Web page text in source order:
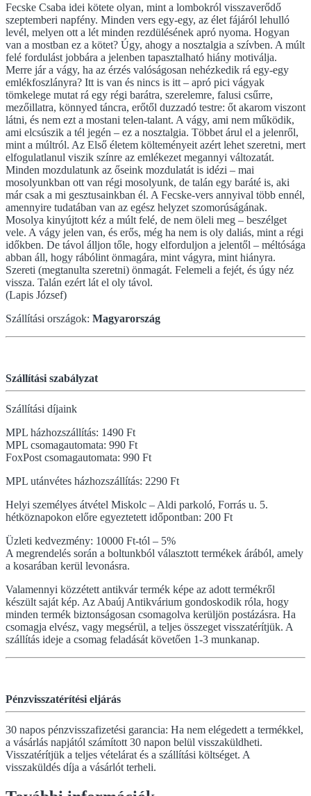
Fecske Csaba idei kötete olyan, mint a lombokról visszaverődő
szeptemberi napfény. Minden vers egy-egy, az élet fájáról lehulló
levél, melyen ott a lét minden rezdülésének apró nyoma. Hogyan
van a mostban ez a kötet? Úgy, ahogy a nosztalgia a szívben. A múlt
felé fordulást jobbára a jelenben tapasztalható hiány motiválja.
Merre jár a vágy, ha az érzés valóságosan nehézkedik rá egy-egy
emlékfoszlányra? Itt is van és nincs is itt – apró pici vágyak
tömkelege mutat rá egy régi barátra, szerelemre, falusi csűrre,
mezőillatra, könnyed táncra, erőtől duzzadó testre: őt akarom viszont
látni, és nem ezt a mostani telen-talant. A vágy, ami nem működik,
ami elcsúszik a tél jegén – ez a nosztalgia. Többet árul el a jelenről,
mint a múltról. Az Első életem költeményeit azért lehet szeretni, mert
elfogulatlanul viszik színre az emlékezet megannyi változatát.
Minden mozdulatunk az őseink mozdulatát is idézi – mai
mosolyunkban ott van régi mosolyunk, de talán egy baráté is, aki
már csak a mi gesztusainkban él. A Fecske-vers annyival több ennél,
amennyire tudatában van az egész helyzet szomorúságának.
Mosolya kinyújtott kéz a múlt felé, de nem öleli meg – beszélget
vele. A vágy jelen van, és erős, még ha nem is oly daliás, mint a régi
időkben. De távol álljon tőle, hogy elforduljon a jelentől – méltósága
abban áll, hogy rábólint önmagára, mint vágyra, mint hiányra.
Szereti (megtanulta szeretni) önmagát. Felemeli a fejét, és úgy néz
vissza. Talán ezért lát el oly távol.
(Lapis József)
Szállítási országok: Magyarország
Szállítási szabályzat
Szállítási díjaink
MPL házhozszállítás: 1490 Ft
MPL csomagautomata: 990 Ft
FoxPost csomagautomata: 990 Ft
MPL utánvétes házhozszállítás: 2290 Ft
Helyi személyes átvétel Miskolc – Aldi parkoló, Forrás u. 5.
hétköznapokon előre egyeztetett időpontban: 200 Ft
Üzleti kedvezmény: 10000 Ft-tól – 5%
A megrendelés során a boltunkból választott termékek árából, amely
a kosarában kerül levonásra.
Valamennyi közzétett antikvár termék képe az adott termékről
készült saját kép. Az Abaúj Antikvárium gondoskodik róla, hogy
minden termék biztonságosan csomagolva kerüljön postázásra. Ha
csomagja elvész, vagy megsérül, a teljes összeget visszatérítjük. A
szállítás ideje a csomag feladását követően 1-3 munkanap.
Pénzvisszatérítési eljárás
30 napos pénzvisszafizetési garancia: Ha nem elégedett a termékkel,
a vásárlás napjától számított 30 napon belül visszaküldheti.
Visszatérítjük a teljes vételárat és a szállítási költséget. A
visszaküldés díja a vásárlót terheli.